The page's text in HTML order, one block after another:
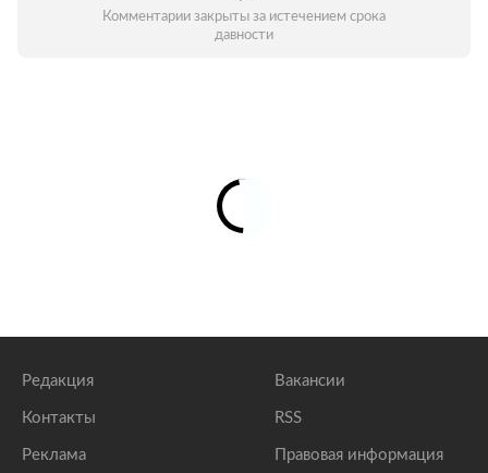
Комментарии закрыты за истечением срока
давности
Редакция
Контакты
Реклама
Вакансии
RSS
Правовая информация